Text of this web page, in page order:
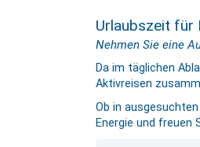
Urlaubszeit für
Nehmen Sie eine
Da im täglichen
Aktivreisen
Ob in
Energie und freuen